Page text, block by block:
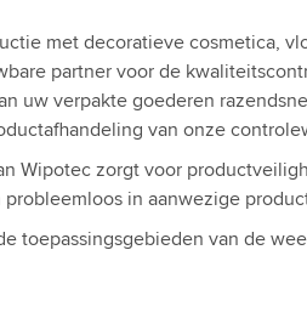
met decoratieve cosmetica,
partner voor de
uw verpakte goederen
van onze
Wipotec zorgt voor
in aanwezige
toepassingsgebieden van de